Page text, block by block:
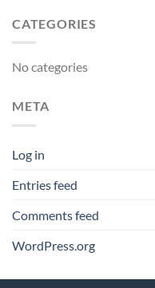
CATEGORIES
No categories
META
Log in
Entries feed
Comments feed
WordPress.org